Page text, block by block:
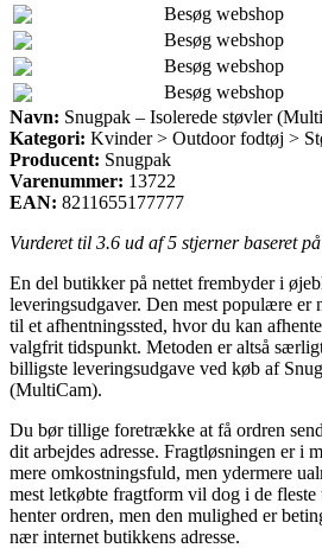
Besøg webshop
Besøg webshop
Besøg webshop
Besøg webshop
Navn: Snugpak – Isolerede støvler
Kategori: Kvinder > Outdoor fodtøj >
Producent: Snugpak
Varenummer: 13722
EAN: 8211655177777
Vurderet til 3.6 ud af 5 stjerner baseret på
En del butikker på nettet frembyder i
leveringsudgaver. Den mest populære er
til et afhentningssted, hvor du kan
valgfrit tidspunkt. Metoden er altså
billigste leveringsudgave ved køb af
(MultiCam).
Du bør tillige foretrække at få ordren
dit arbejdes adresse. Fragtløsningen er i
mere omkostningsfuld, men ydermere
mest letkøbte fragtform vil dog i de
henter ordren, men den mulighed er
nær internet butikkens adresse.